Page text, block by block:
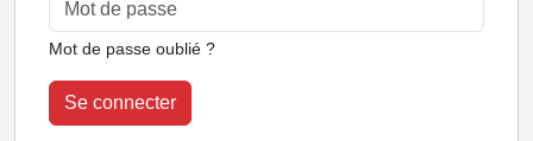
Mot de passe oublié ?
Se connecter